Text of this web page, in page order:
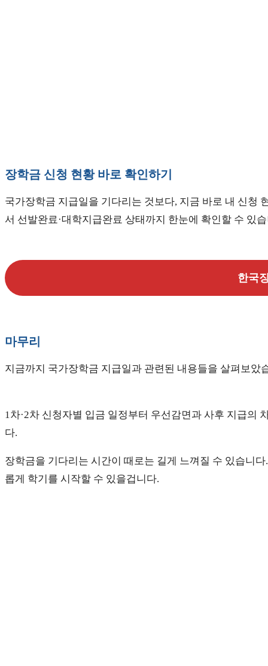
장학금 신청 현황 바로 확인하기
국가장학금 지급일을 기다리는 것보다, 지금 바로 내 신청
서 선발완료·대학지급완료 상태까지 한눈에 확인할 수 있
한국
마무리
지금까지 국가장학금 지급일과 관련된 내용들을 살펴보았
1차·2차 신청자별 입금 일정부터 우선감면과 사후 지급의
다.
장학금을 기다리는 시간이 때로는 길게 느껴질 수 있습니
롭게 학기를 시작할 수 있을겁니다.